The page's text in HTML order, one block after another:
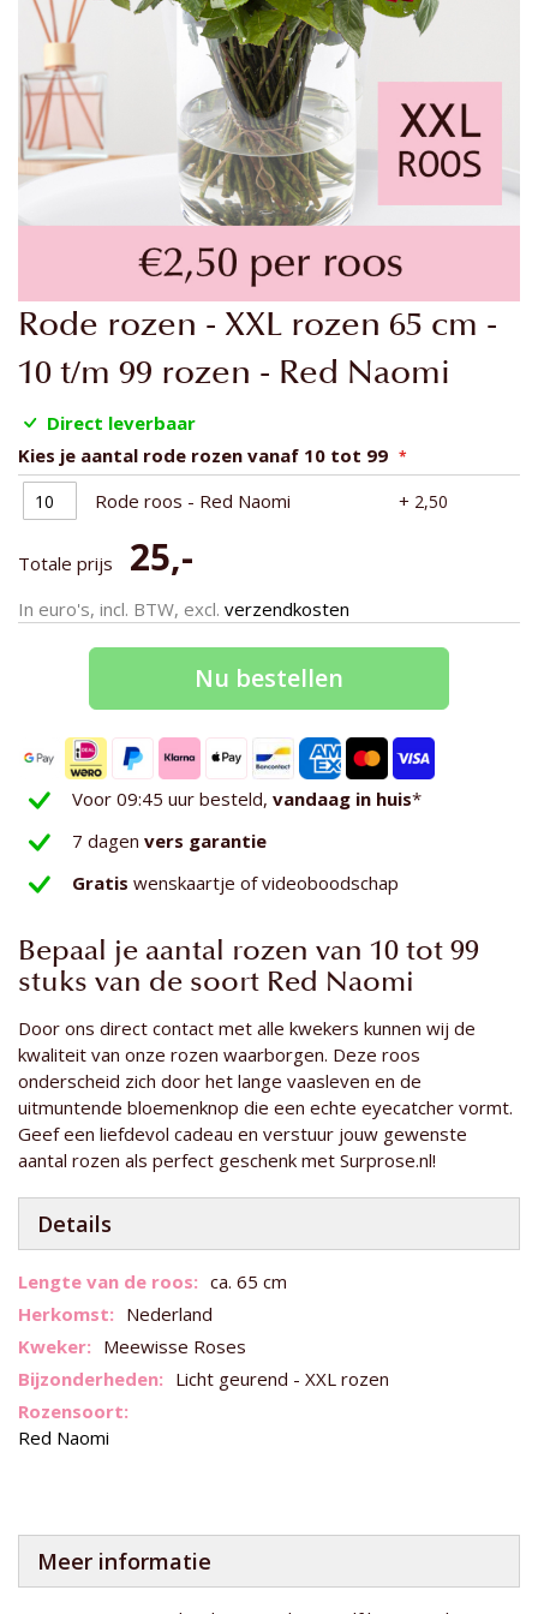
Rode rozen - XXL rozen 65 cm -
10 t/m 99 rozen - Red Naomi
Direct leverbaar
Kies je aantal rode rozen vanaf 10 tot 99
Rode roos - Red Naomi
+ 2,50
Totale prijs 25,-
In euro's, incl. BTW, excl. verzendkosten
Nu bestellen
Voor 09:45 uur besteld, vandaag in huis*
7 dagen vers garantie
Gratis wenskaartje of videoboodschap
Bepaal je aantal rozen van 10 tot 99
stuks van de soort Red Naomi
Door ons direct contact met alle kwekers kunnen wij de
kwaliteit van onze rozen waarborgen. Deze roos
onderscheid zich door het lange vaasleven en de
uitmuntende bloemenknop die een echte eyecatcher vormt.
Geef een liefdevol cadeau en verstuur jouw gewenste
aantal rozen als perfect geschenk met Surprose.nl!
Details
Meer
informatie
ca. 65 cm
Nederland
Meewisse Roses
Licht geurend - XXL rozen
Red Naomi
Meer informatie
Ga
naar
het
van
de
afbeeldingen-
gallerij